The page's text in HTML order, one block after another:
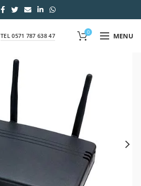
TEL 0571 787 638 47
0 MENU